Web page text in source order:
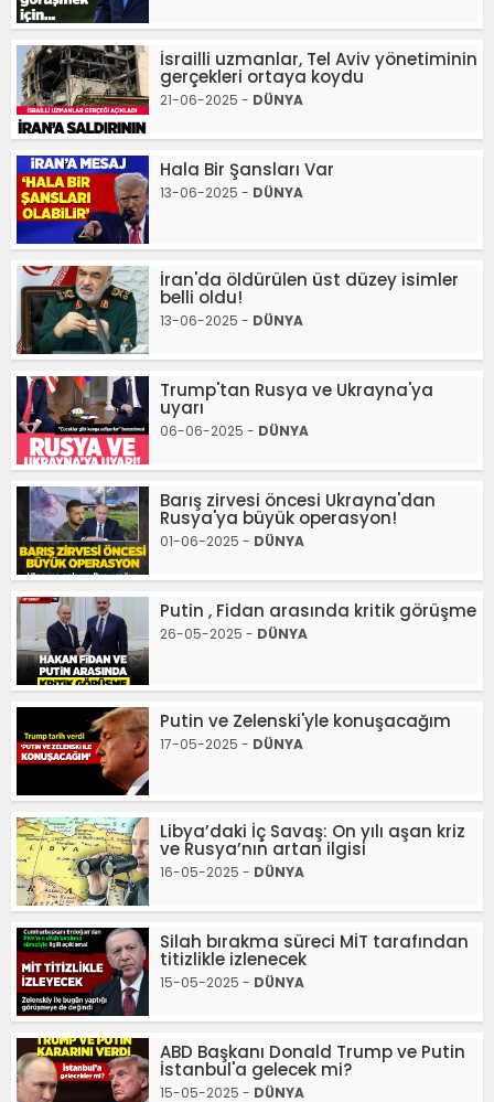
İsrailli uzmanlar, Tel Aviv yönetiminin
gerçekleri ortaya koydu
21-06-2025 - DÜNYA
Hala Bir Şansları Var
13-06-2025 - DÜNYA
İran'da öldürülen üst düzey isimler
belli oldu!
13-06-2025 - DÜNYA
Trump'tan Rusya ve Ukrayna'ya
uyarı
06-06-2025 - DÜNYA
Barış zirvesi öncesi Ukrayna'dan
Rusya'ya büyük operasyon!
01-06-2025 - DÜNYA
Putin , Fidan arasında kritik görüşme
26-05-2025 - DÜNYA
Putin ve Zelenski'yle konuşacağım
17-05-2025 - DÜNYA
Libya’daki İç Savaş: On yılı aşan kriz
ve Rusya’nın artan ilgisi
16-05-2025 - DÜNYA
Silah bırakma süreci MİT tarafından
titizlikle izlenecek
15-05-2025 - DÜNYA
ABD Başkanı Donald Trump ve Putin
İstanbul'a gelecek mi?
15-05-2025 - DÜNYA